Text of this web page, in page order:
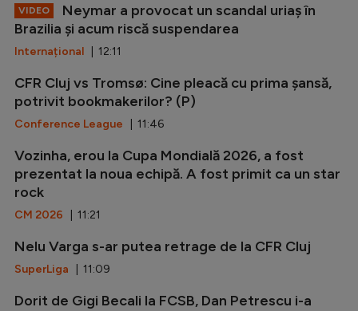
VIDEO
Neymar a provocat un scandal uriaș în
Brazilia și acum riscă suspendarea
Internațional | 12:11
CFR Cluj vs Tromsø: Cine pleacă cu prima șansă,
potrivit bookmakerilor? (P)
Conference League | 11:46
Vozinha, erou la Cupa Mondială 2026, a fost
prezentat la noua echipă. A fost primit ca un star
rock
CM 2026 | 11:21
Nelu Varga s-ar putea retrage de la CFR Cluj
SuperLiga | 11:09
Dorit de Gigi Becali la FCSB, Dan Petrescu i-a